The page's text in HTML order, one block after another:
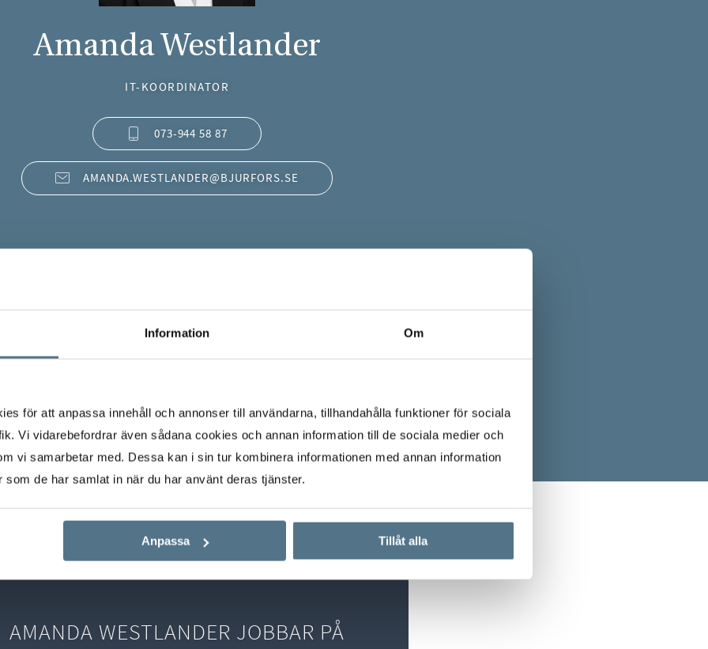
Information Om
för att anpassa innehåll och annonser till användarna, tillhandahålla funktioner för sociala
Vi vidarebefordrar även sådana cookies och annan information till de sociala medier och
vi samarbetar med. Dessa kan i sin tur kombinera informationen med annan information
som de har samlat in när du har använt deras tjänster.
Anpassa Tillåt alla
Amanda Westlander
IT-KOORDINATOR
073-944 58 87
AMANDA.WESTLANDER@BJURFORS.SE
Start Våra mäklare Amanda Westlander
AMANDA WESTLANDER JOBBAR PÅ